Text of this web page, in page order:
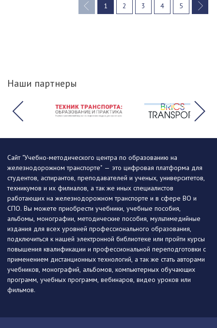
1(current)
2 3 4 5
Наши партнеры
Сайт "Учебно-методического центра по образованию на
железнодорожном транспорте" — это цифровая платформа для
студентов, аспирантов, преподавателей и ученых, университетов,
техникумов и их филиалов, а так же иных специалистов
работающих на железнодорожном транспорте и в сфере ВО и
СПО. Вы можете приобрести учебники, учебные пособия,
альбомы, монографии, методические пособия, мультимедийные
издания для всех уровней профессионального образования,
подключиться к нашей электронной библиотеке или пройти курсы
повышения квалификации и профессиональной переподготовки с
применением дистанционных технологий, а так же стать авторами
учебников, монографий, альбомов, компьютерных обучающих
программ, учебных программ, вебинаров, видео уроков или
фильмов.